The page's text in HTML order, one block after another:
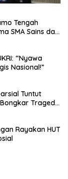
Tengah
SMA Sains dan
“Nyawa
Nasional!”
Tuntut
Tragedi
Rayakan HUT